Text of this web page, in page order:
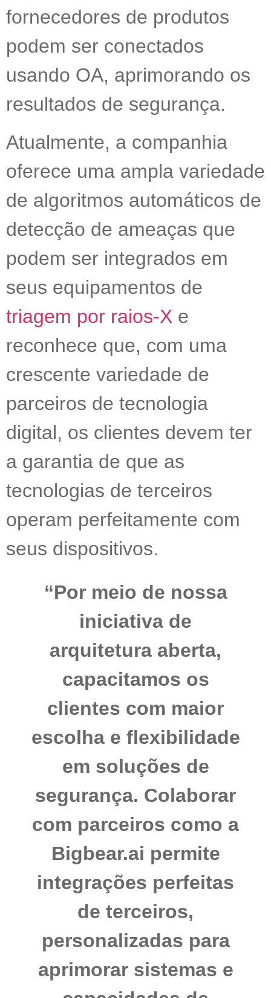
fornecedores de produtos
podem ser conectados
usando OA, aprimorando os
resultados de segurança.
Atualmente, a companhia
oferece uma ampla variedade
de algoritmos automáticos de
detecção de ameaças que
podem ser integrados em
seus equipamentos de
triagem por raios-X e
reconhece que, com uma
crescente variedade de
parceiros de tecnologia
digital, os clientes devem ter
a garantia de que as
tecnologias de terceiros
operam perfeitamente com
seus dispositivos.
“Por meio de nossa
iniciativa de
arquitetura aberta,
capacitamos os
clientes com maior
escolha e flexibilidade
em soluções de
segurança. Colaborar
com parceiros como a
Bigbear.ai permite
integrações perfeitas
de terceiros,
personalizadas para
aprimorar sistemas e